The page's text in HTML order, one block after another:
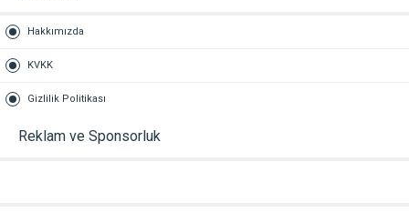
Hakkımızda
KVKK
Gizlilik Politikası
Reklam ve Sponsorluk